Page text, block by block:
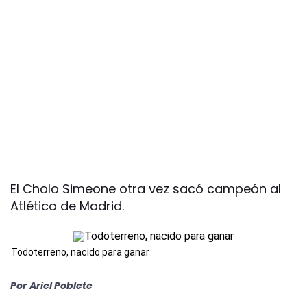
El Cholo Simeone otra vez sacó campeón al
Atlético de Madrid.
Todoterreno, nacido para ganar
Por Ariel Poblete